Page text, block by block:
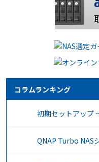
コラムランキング
初期セットアップ
QNAP Turbo NAS